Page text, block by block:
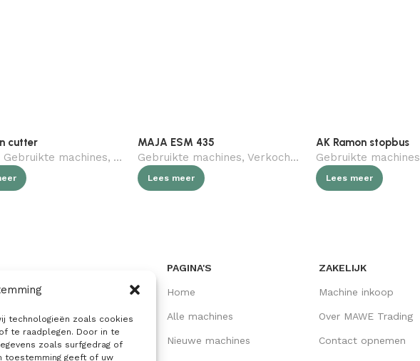
technologieën zoals cookies
te raadplegen. Door in te
zoals surfgedrag of
toestemming geeft of uw
cutter
Gebruikte machines, Verkocht (gebruikt) , Slagerij
MAJA ESM 435
Gebruikte machines, Verkocht (gebruikt) , Slagerij
Lees meer
AK Ramon stopbus
Gebruikte machines
Lees meer
leverancier
PAGINA'S
Home
Alle machines
Nieuwe machines
ZAKELIJK
Machine inkoop
Over MAWE Trading
Contact opnemen